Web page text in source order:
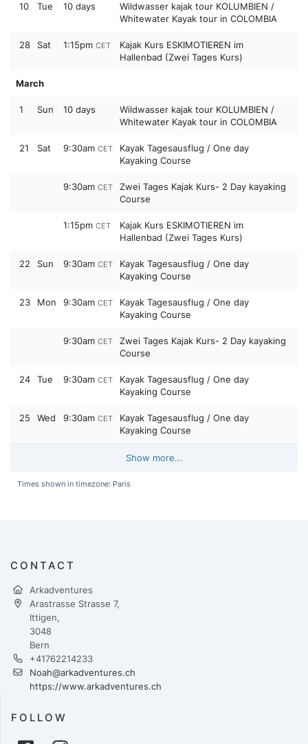
10 Tue 10 days
Wildwasser kajak tour KOLUMBIEN /
Whitewater Kayak tour in COLOMBIA
28 Sat 1:15pm CET
Kajak Kurs ESKIMOTIEREN im
Hallenbad (Zwei Tages Kurs)
March
1 Sun 10 days
Wildwasser kajak tour KOLUMBIEN /
Whitewater Kayak tour in COLOMBIA
21 Sat 9:30am CET
Kayak Tagesausflug / One day
Kayaking Course
9:30am CET
Zwei Tages Kajak Kurs- 2 Day kayaking
Course
1:15pm CET
Kajak Kurs ESKIMOTIEREN im
Hallenbad (Zwei Tages Kurs)
22 Sun 9:30am CET
Kayak Tagesausflug / One day
Kayaking Course
23 Mon 9:30am CET
Kayak Tagesausflug / One day
Kayaking Course
9:30am CET
Zwei Tages Kajak Kurs- 2 Day kayaking
Course
24 Tue 9:30am CET
Kayak Tagesausflug / One day
Kayaking Course
25 Wed 9:30am CET
Kayak Tagesausflug / One day
Kayaking Course
Show more...
Times shown in timezone: Paris
CONTACT
Arkadventures
Arastrasse Strasse 7,
Ittigen,
3048
Bern
+41762214233
Noah@arkadventures.ch
https://www.arkadventures.ch
FOLLOW